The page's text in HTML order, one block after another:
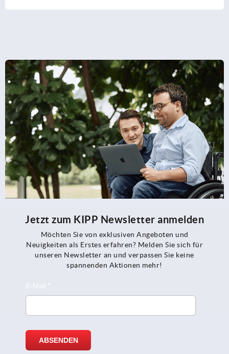
Jetzt zum KIPP Newsletter anmelden
Möchten Sie von exklusiven Angeboten und
Neuigkeiten als Erstes erfahren? Melden Sie sich für
unseren Newsletter an und verpassen Sie keine
spannenden Aktionen mehr!